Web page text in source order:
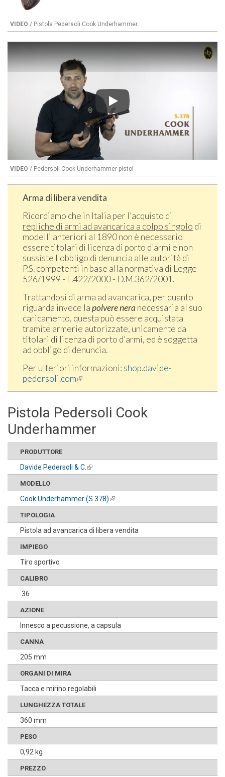
VIDEO / Pistola Pedersoli Cook Underhammer
Play
VIDEO / Pedersoli Cook Underhammer pistol
Arma di libera vendita
Ricordiamo che in Italia per l'acquisto di
repliche di armi ad avancarica a colpo singolo di
modelli anteriori al 1890 non è necessario
essere titolari di licenza di porto d'armi e non
sussiste l'obbligo di denuncia alle autorità di
P.S. competenti in base alla normativa di Legge
526/1999 - L.422/2000 - D.M.362/2001.
Trattandosi di arma ad avancarica, per quanto
riguarda invece lapolvere nera necessaria al suo
caricamento, questa può essere acquistata
tramite armerie autorizzate, unicamente da
titolari di licenza di porto d'armi, ed è soggetta
ad obbligo di denuncia.
Per ulteriori informazioni: shop.davide-
pedersoli.com(link is external)
Pistola Pedersoli Cook
Underhammer
PRODUTTORE
Davide Pedersoli & C.(link is external)
MODELLO
Cook Underhammer (S.378)(link is external)
TIPOLOGIA
Pistola ad avancarica di libera vendita
IMPIEGO
Tiro sportivo
CALIBRO
.36
AZIONE
Innesco a pecussione, a capsula
CANNA
205 mm
ORGANI DI MIRA
Tacca e mirino regolabili
LUNGHEZZA TOTALE
360 mm
PESO
0,92 kg
PREZZO